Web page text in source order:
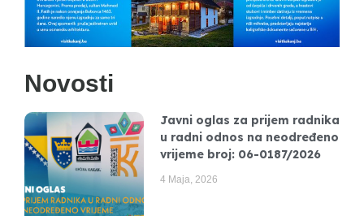
Novosti
Javni oglas za prijem radnika
u radni odnos na neodređeno
vrijeme broj: 06-0187/2026
4 Maja, 2026